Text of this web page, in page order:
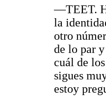
—TEET.
la
otro
de lo par
cuál de
sigues
estoy